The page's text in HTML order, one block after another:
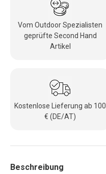
Vom Outdoor Spezialisten
geprüfte Second Hand
Artikel
Kostenlose Lieferung ab 100
€ (DE/AT)
Beschreibung